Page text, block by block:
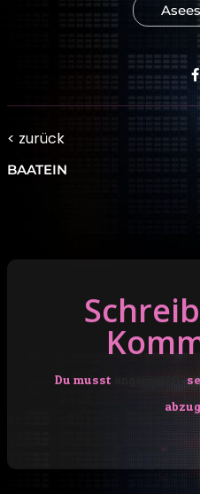
< zurück
Previous
BAATEIN
Du musst angemeldet